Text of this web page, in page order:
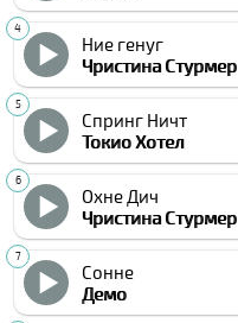
Ние генуг
Чристина Стурмер
Спринг Ничт
Токио Хотел
Охне Дич
Чристина Стурмер
Сонне
Демо